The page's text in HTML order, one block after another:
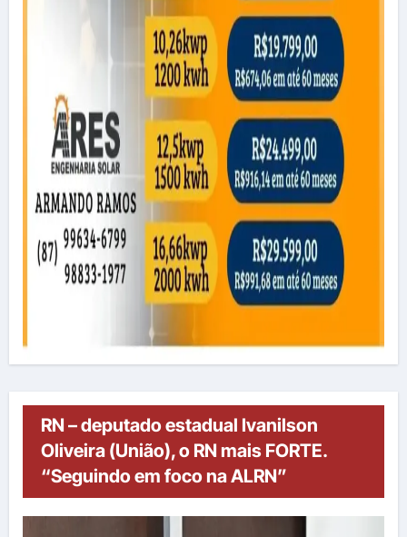
RN – deputado estadual Ivanilson
Oliveira (União), o RN mais FORTE.
“Seguindo em foco na ALRN”